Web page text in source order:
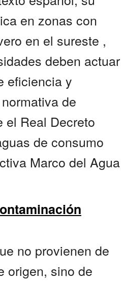
en zonas con
en el sureste ,
deben actuar
eficiencia y
de
el Real Decreto
de consumo
Marco del Agua
no provienen de
origen, sino de